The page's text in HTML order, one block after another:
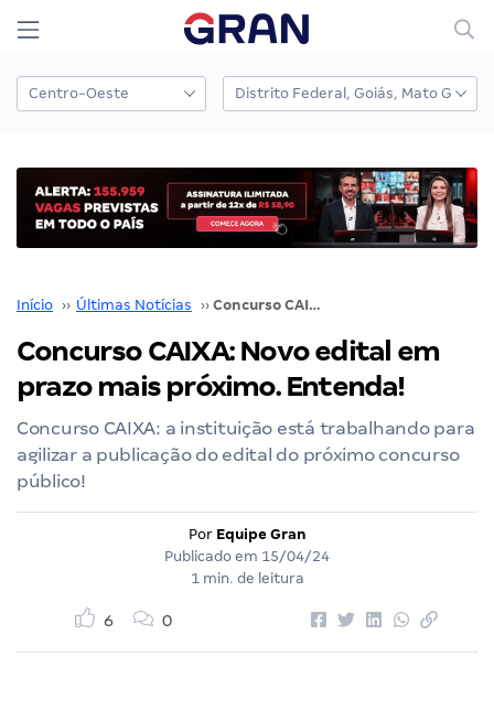
Início ›› Últimas Notícias ›› Concurso CAIXA: Novo edital em prazo mais próximo. Entenda!
Concurso CAIXA: Novo edital em
prazo mais próximo. Entenda!
Concurso CAIXA: a instituição está trabalhando para
agilizar a publicação do edital do próximo concurso
público!
Por Equipe Gran
Publicado em 15/04/24
1 min. de leitura
6 0